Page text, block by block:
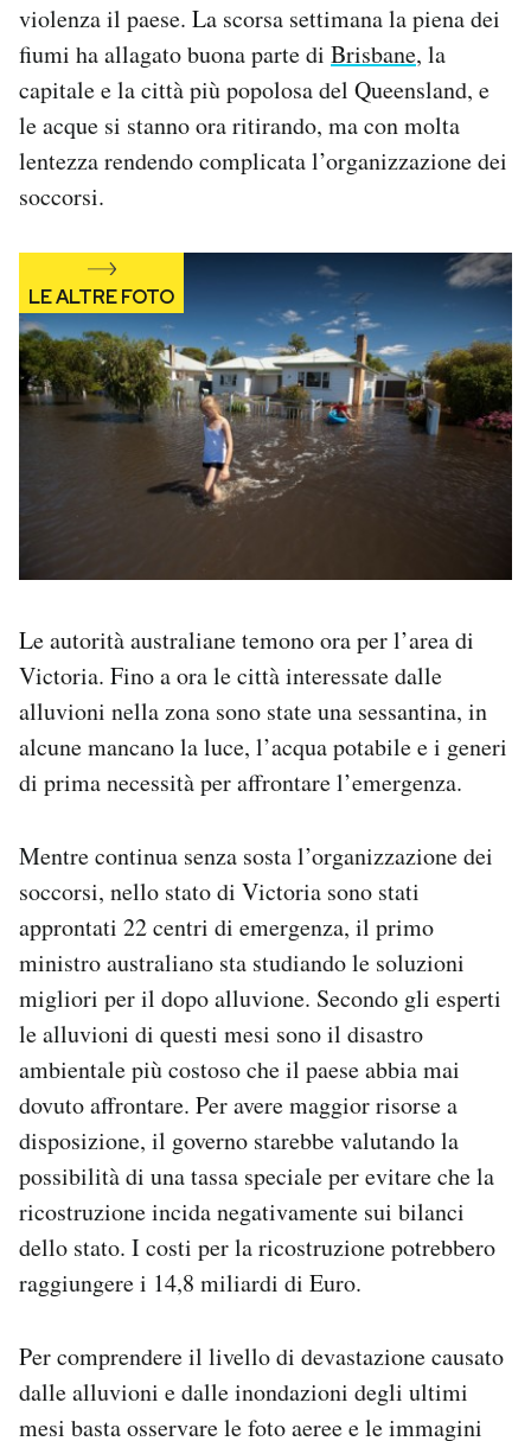
violenza il paese. La scorsa settimana la piena dei
fiumi ha allagato buona parte di Brisbane, la
capitale e la città più popolosa del Queensland, e
le acque si stanno ora ritirando, ma con molta
lentezza rendendo complicata l’organizzazione dei
soccorsi.
Le autorità australiane temono ora per l’area di
Victoria. Fino a ora le città interessate dalle
alluvioni nella zona sono state una sessantina, in
alcune mancano la luce, l’acqua potabile e i generi
di prima necessità per affrontare l’emergenza.
Mentre continua senza sosta l’organizzazione dei
soccorsi, nello stato di Victoria sono stati
approntati 22 centri di emergenza, il primo
ministro australiano sta studiando le soluzioni
migliori per il dopo alluvione. Secondo gli esperti
le alluvioni di questi mesi sono il disastro
ambientale più costoso che il paese abbia mai
dovuto affrontare. Per avere maggior risorse a
disposizione, il governo starebbe valutando la
possibilità di una tassa speciale per evitare che la
ricostruzione incida negativamente sui bilanci
dello stato. I costi per la ricostruzione potrebbero
raggiungere i 14,8 miliardi di Euro.
Per comprendere il livello di devastazione causato
dalle alluvioni e dalle inondazioni degli ultimi
mesi basta osservare le foto aeree e le immagini